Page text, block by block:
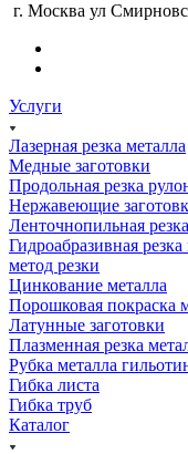
г. Москва ул
Услуги
Лазерная резка металла
Медные заготовки
Продольная резка
Нержавеющие
Ленточнопильная резка
Гидроабразивная
метод резки
Цинкование металла
Порошковая покраска
Латунные заготовки
Плазменная резка
Рубка металла
Гибка листа
Гибка труб
Каталог